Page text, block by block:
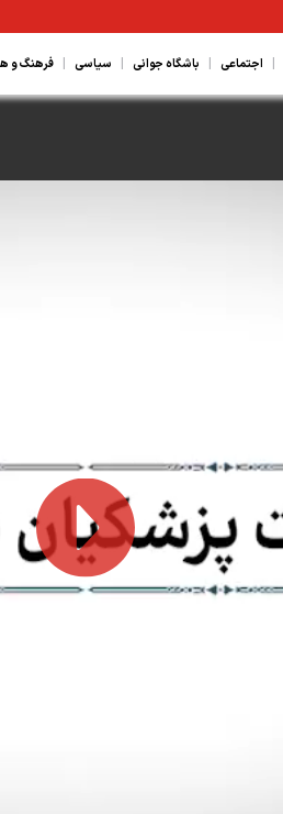
| اجتماعی | باشگاه جوانی | سیاسی | فرهنگ و
Play
Video